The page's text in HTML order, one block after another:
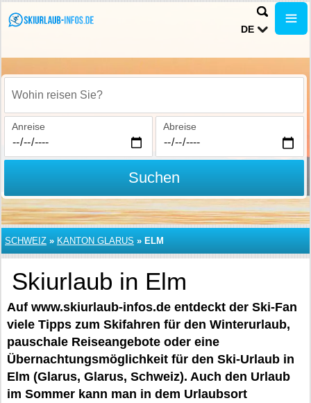
DE
Wohin reisen Sie?
Anreise Abreise
Suchen
SCHWEIZ » KANTON GLARUS » ELM
Skiurlaub in Elm
Auf www.skiurlaub-infos.de entdeckt der Ski-Fan
viele Tipps zum Skifahren für den Winterurlaub,
pauschale Reiseangebote oder eine
Übernachtungsmöglichkeit für den Ski-Urlaub in
Elm (Glarus, Glarus, Schweiz). Auch den Urlaub
im Sommer kann man in dem Urlaubsort